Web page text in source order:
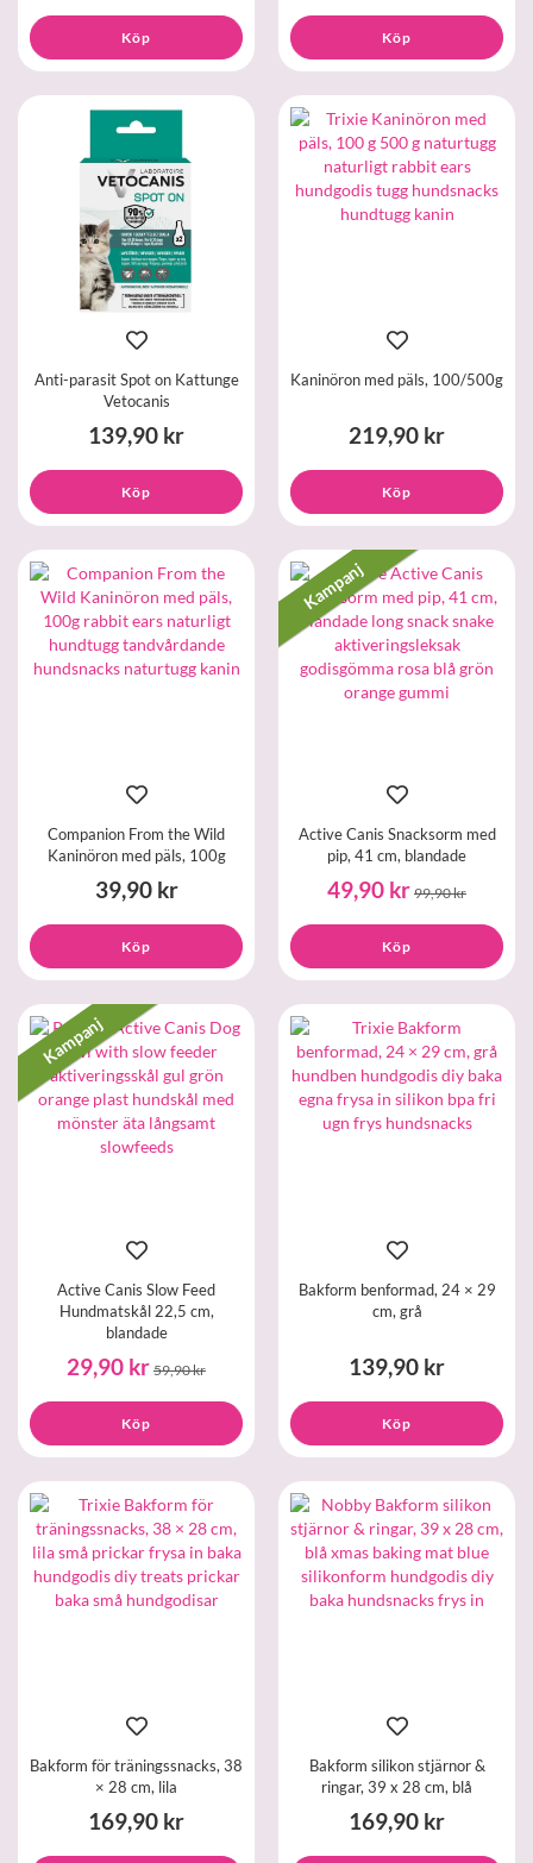
Köp Köp
Anti-parasit Spot on Kattunge
Vetocanis
139,90 kr
Köp
Kaninöron med päls, 100/500g
219,90 kr
Köp
Companion From the Wild
Kaninöron med päls, 100g
39,90 kr
Köp
Kampanj
Active Canis Snacksorm med
pip, 41 cm, blandade
49,90 kr 99,90 kr
Köp
Kampanj
Active Canis Slow Feed
Hundmatskål 22,5 cm,
blandade
29,90 kr 59,90 kr
Köp
Bakform benformad, 24 × 29
cm, grå
139,90 kr
Köp
Bakform för träningssnacks, 38
× 28 cm, lila
169,90 kr
Bakform silikon stjärnor &
ringar, 39 x 28 cm, blå
169,90 kr